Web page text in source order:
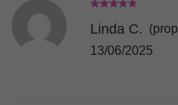
Linda C.
13/06/2025